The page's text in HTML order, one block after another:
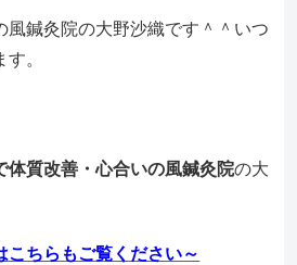
風鍼灸院の大野沙織です＾＾いつ
。
体質改善・心合いの風鍼灸院の大
こちらもご覧ください～